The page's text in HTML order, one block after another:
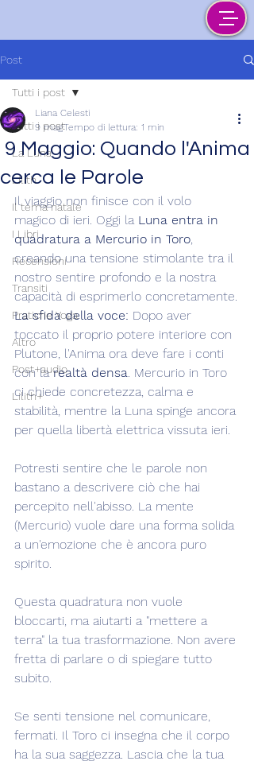
Post
Tutti i post
La Luna
Lilith
Il tema natale
I Libri
Recensioni
Transiti
Pratiche Yoga
Altro
Post+audio
Lilith+
Tutti i post
9 Maggio: Quando l'Anima
cerca le Parole
Liana Celesti
9 magTempo di lettura: 1 min
Il viaggio non finisce con il volo
magico di ieri. Oggi la Luna entra in
quadratura a Mercurio in Toro,
creando una tensione stimolante tra il
nostro sentire profondo e la nostra
capacità di esprimerlo concretamente.
La sfida della voce: Dopo aver
toccato il proprio potere interiore con
Plutone, l'Anima ora deve fare i conti
con la realtà densa. Mercurio in Toro
ci chiede concretezza, calma e
stabilità, mentre la Luna spinge ancora
per quella libertà elettrica vissuta ieri.
Potresti sentire che le parole non
bastano a descrivere ciò che hai
percepito nell'abisso. La mente
(Mercurio) vuole dare una forma solida
a un'emozione che è ancora puro
spirito.
Questa quadratura non vuole
bloccarti, ma aiutarti a "mettere a
terra" la tua trasformazione. Non avere
fretta di parlare o di spiegare tutto
subito.
Se senti tensione nel comunicare,
fermati. Il Toro ci insegna che il corpo
ha la sua saggezza. Lascia che la tua